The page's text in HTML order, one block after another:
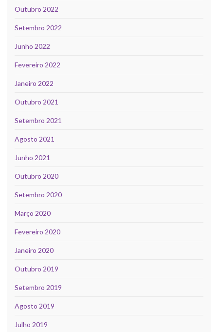
Outubro 2022
Setembro 2022
Junho 2022
Fevereiro 2022
Janeiro 2022
Outubro 2021
Setembro 2021
Agosto 2021
Junho 2021
Outubro 2020
Setembro 2020
Março 2020
Fevereiro 2020
Janeiro 2020
Outubro 2019
Setembro 2019
Agosto 2019
Julho 2019